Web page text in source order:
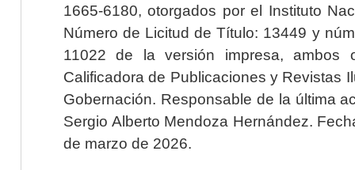
1665-6180, otorgados por el Instituto
Número de Licitud de Título: 13449 y
11022 de la versión impresa, ambos
Calificadora de Publicaciones y Revistas
Gobernación. Responsable de la última
Sergio Alberto Mendoza Hernández.
de marzo de 2026.